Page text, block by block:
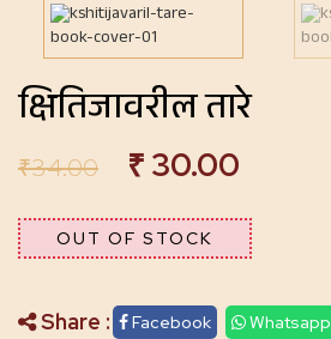
क्षितिजावरील तारे
₹34.00 ₹ 30.00
OUT OF STOCK
Share : Facebook Whatsapp